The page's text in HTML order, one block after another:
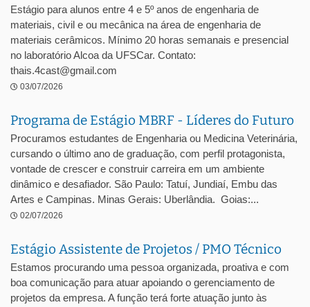
Estágio para alunos entre 4 e 5º anos de engenharia de
materiais, civil e ou mecânica na área de engenharia de
materiais cerâmicos. Mínimo 20 horas semanais e presencial
no laboratório Alcoa da UFSCar. Contato:
thais.4cast@gmail.com
03/07/2026
Programa de Estágio MBRF - Líderes do Futuro
Procuramos estudantes de Engenharia ou Medicina Veterinária,
cursando o último ano de graduação, com perfil protagonista,
vontade de crescer e construir carreira em um ambiente
dinâmico e desafiador. São Paulo: Tatuí, Jundiaí, Embu das
Artes e Campinas. Minas Gerais: Uberlândia. Goias:...
02/07/2026
Estágio Assistente de Projetos / PMO Técnico
Estamos procurando uma pessoa organizada, proativa e com
boa comunicação para atuar apoiando o gerenciamento de
projetos da empresa. A função terá forte atuação junto às